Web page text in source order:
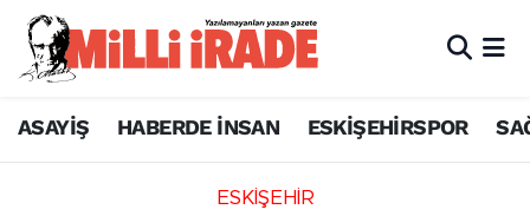
ASAYİŞ HABERDE İNSAN ESKİŞEHİRSPOR
ESKİŞEHİR